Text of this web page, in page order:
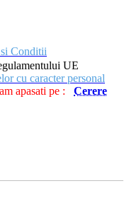
Conditii
UE
cu caracter personal
apasati pe : Cerere